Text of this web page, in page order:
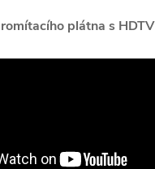
plátna s HDTV